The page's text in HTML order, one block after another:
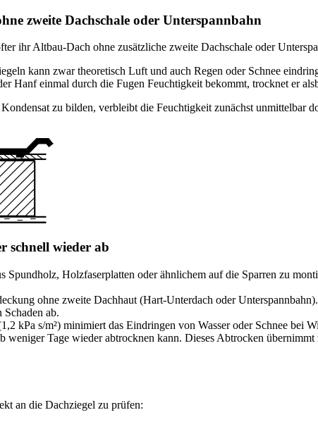
zweite Dachschale oder Unterspannbahn
ihr Altbau-Dach ohne zusätzliche zweite Dachschale oder
kann zwar theoretisch Luft und auch Regen oder Schnee
Hanf einmal durch die Fugen Feuchtigkeit bekommt, trocknet er
zu bilden, verbleibt die Feuchtigkeit zunächst unmittelbar
schnell wieder ab
Holzfaserplatten oder ähnlichem auf die Sparren zu
ohne zweite Dachhaut (Hart-Unterdach oder
Schaden ab.
kPa s/m²) minimiert das Eindringen von Wasser oder Schnee bei
weniger Tage wieder abtrocknen kann. Dieses Abtrocken
an die Dachziegel zu prüfen: